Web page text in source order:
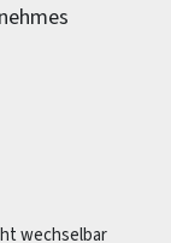
wechselbar